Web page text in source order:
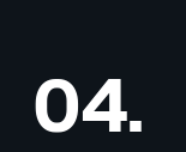
04.